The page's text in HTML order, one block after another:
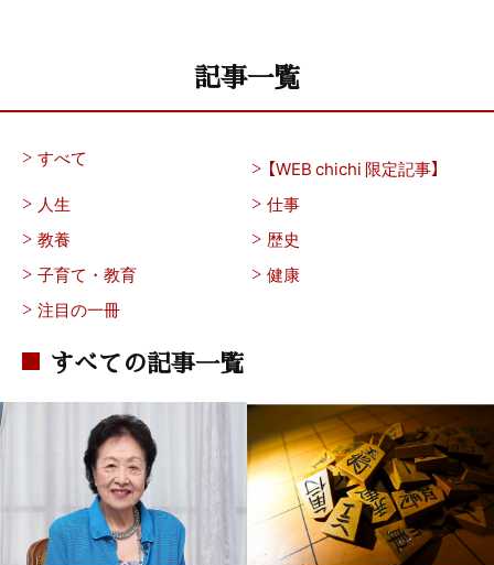
記事一覧
すべて
【WEB chichi 限定記事】
人生
仕事
教養
歴史
子育て・教育
健康
注目の一冊
すべての記事一覧